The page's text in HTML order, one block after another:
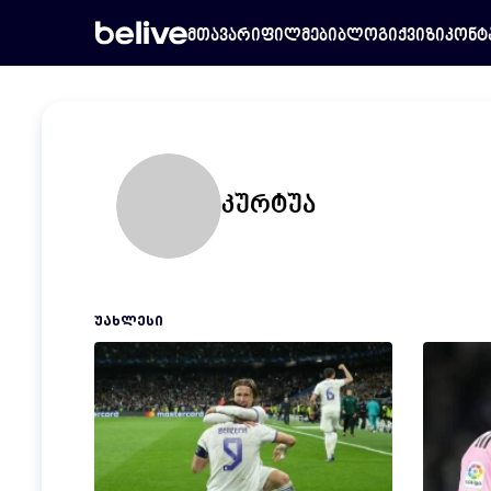
მთავარიფილმებიბლოგიქვიზი
კურტუა
ᲣᲐᲮᲚᲔᲡᲘ